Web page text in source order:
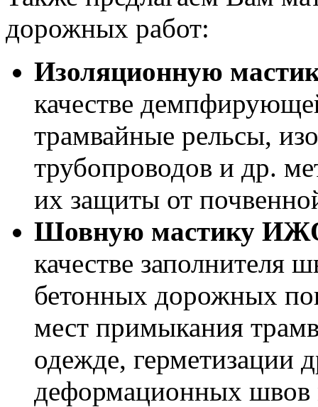
дорожных работ:
Изоляционную
качестве
трамвайные рельсы,
трубопроводов и др.
их защиты от
Шовную мастику
качестве заполнителя
бетонных дорожных
мест примыкания
одежде, герметизации
деформационных швов